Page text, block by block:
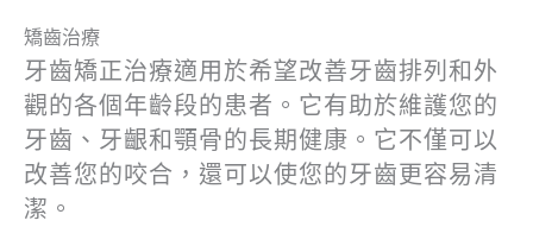
矯齒治療
牙齒矯正治療適用於希望改善牙齒排列和外
觀的各個年齡段的患者。它有助於維護您的
牙齒、牙齦和顎骨的長期健康。它不僅可以
改善您的咬合，還可以使您的牙齒更容易清
潔。